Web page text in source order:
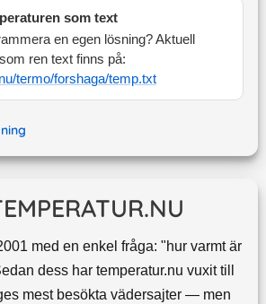
som text
en egen lösning? Aktuell
ren text finns på:
termo/forshaga/temp.txt
med en enkel fråga: "hur varmt är
dess har temperatur.nu vuxit till
mest besökta vädersajter — men